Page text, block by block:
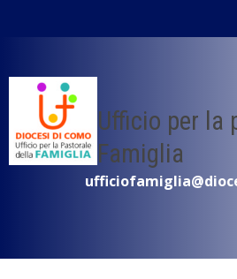
Ufficio per la
Famiglia